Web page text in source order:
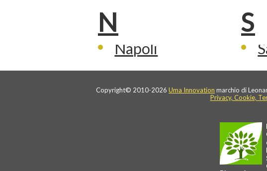
N
Napoli
S
Copyright© 2010-2026 Uma Innovation marchio di
Privacy, Cookie,